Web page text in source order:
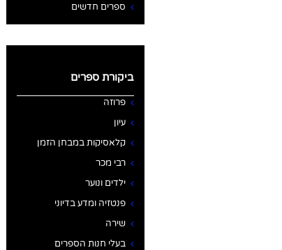
ספרים חדשים
ביקורת ספרים
פרוזה
עיון
קלאסיקות במבחן הזמן
רבי מכר
ילדים ונוער
פנטזיה ומדע בדיוני
שירה
בעלי חנות הספרים